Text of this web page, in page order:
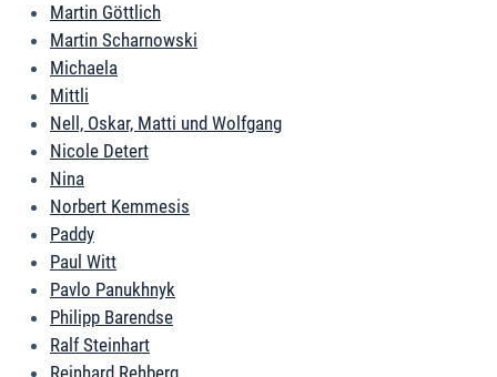
Martin Göttlich
Martin Scharnowski
Michaela
Mittli
Nell, Oskar, Matti und Wolfgang
Nicole Detert
Nina
Norbert Kemmesis
Paddy
Paul Witt
Pavlo Panukhnyk
Philipp Barendse
Ralf Steinhart
Reinhard Rehberg